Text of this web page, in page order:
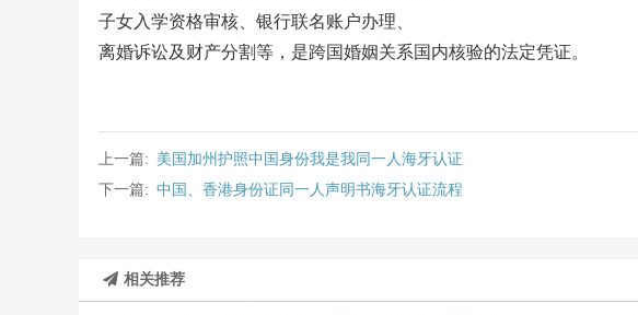
子女入学资格审核、银行联名账户办理、
离婚诉讼及财产分割等，是跨国婚姻关系国内核验的法定凭证。
上一篇: 美国加州护照中国身份我是我同一人海牙认证
下一篇: 中国、香港身份证同一人声明书海牙认证流程
相关推荐